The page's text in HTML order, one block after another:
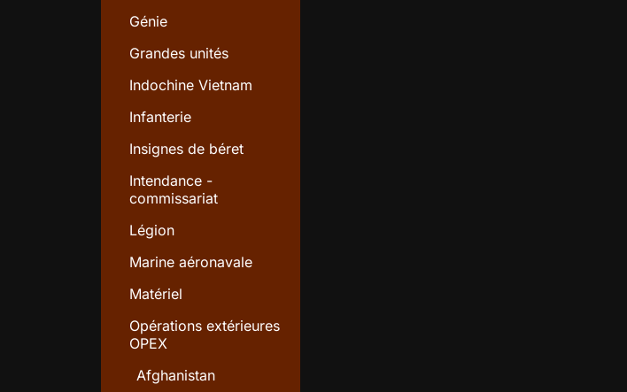
Génie
Grandes unités
Indochine Vietnam
Infanterie
Insignes de béret
Intendance -
commissariat
Légion
Marine aéronavale
Matériel
Opérations extérieures
OPEX
Afghanistan